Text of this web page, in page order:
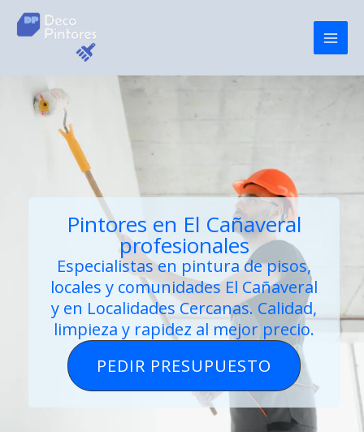
Pintores en El Cañaveral
profesionales
Especialistas en pintura de pisos,
locales y comunidades El Cañaveral
y en Localidades Cercanas. Calidad,
limpieza y rapidez al mejor precio.
PEDIR PRESUPUESTO